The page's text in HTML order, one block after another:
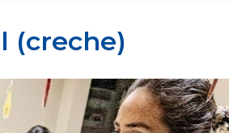
(creche)